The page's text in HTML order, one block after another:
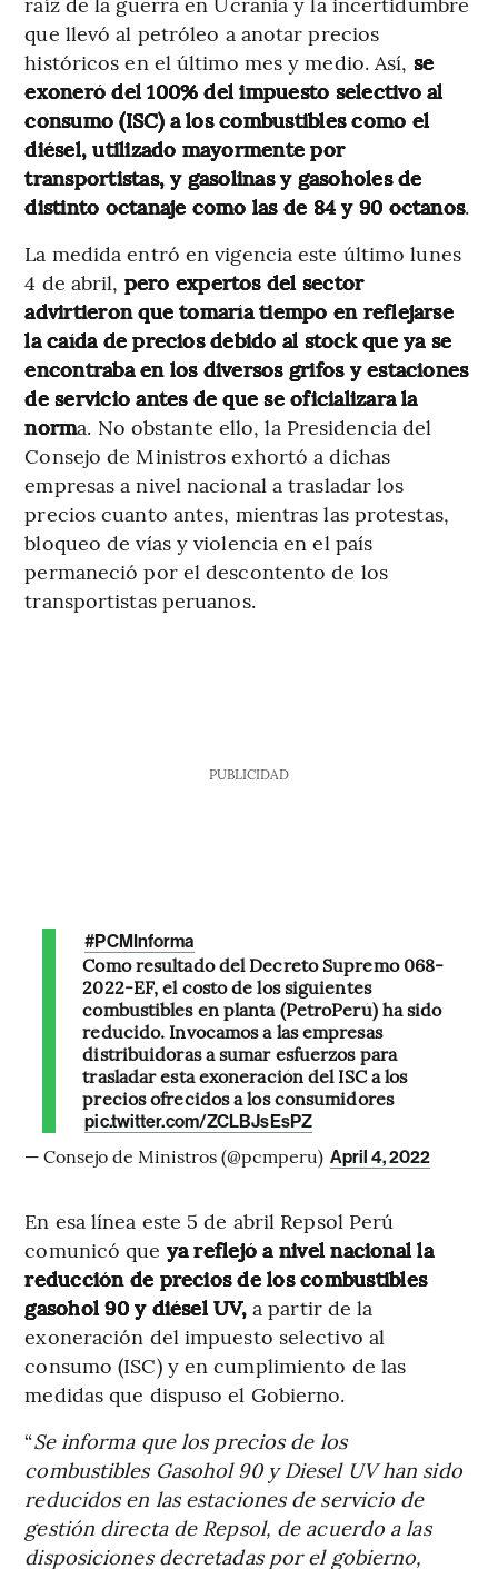
que llevó al petróleo a anotar precios
históricos en el último mes y medio. Así, se
exoneró del 100% del impuesto selectivo al
consumo (ISC) a los combustibles como el
diésel, utilizado mayormente por
transportistas, y gasolinas y gasoholes de
distinto octanaje como las de 84 y 90 octanos.
La medida entró en vigencia este último lunes
4 de abril, pero expertos del sector
advirtieron que tomaría tiempo en reflejarse
la caída de precios debido al stock que ya se
encontraba en los diversos grifos y estaciones
de servicio antes de que se oficializara la
norma. No obstante ello, la Presidencia del
Consejo de Ministros exhortó a dichas
empresas a nivel nacional a trasladar los
precios cuanto antes, mientras las protestas,
bloqueo de vías y violencia en el país
permaneció por el descontento de los
transportistas peruanos.
PUBLICIDAD
#PCMInforma
Como resultado del Decreto Supremo 068-
2022-EF, el costo de los siguientes
combustibles en planta (PetroPerú) ha sido
reducido. Invocamos a las empresas
distribuidoras a sumar esfuerzos para
trasladar esta exoneración del ISC a los
precios ofrecidos a los consumidores
pic.twitter.com/ZCLBJsEsPZ
— Consejo de Ministros (@pcmperu) April 4, 2022
En esa línea este 5 de abril Repsol Perú
comunicó que ya reflejó a nivel nacional la
reducción de precios de los combustibles
gasohol 90 y diésel UV,a partir de la
exoneración del impuesto selectivo al
consumo (ISC) y en cumplimiento de las
medidas que dispuso el Gobierno.
“Se informa que los precios de los
combustibles Gasohol 90 y Diesel UV han sido
reducidos en las estaciones de servicio de
gestión directa de Repsol, de acuerdo a las
disposiciones decretadas por el gobierno,